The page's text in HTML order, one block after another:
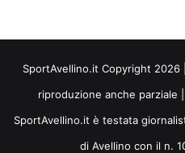
SportAvellino.it Copyright
riproduzione anche parziale
SportAvellino.it è testata
di Avellino con il n.